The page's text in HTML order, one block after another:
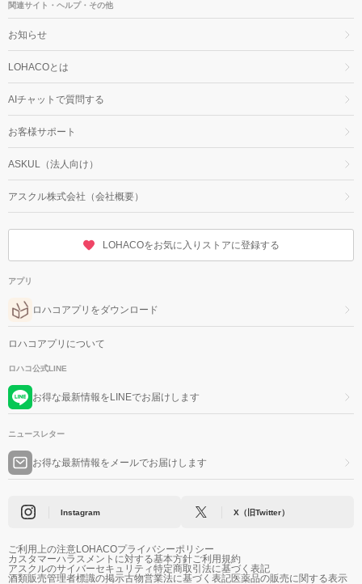
関連サイト・ヘルプ・その他
お知らせ
LOHACOとは
AIチャットで質問する
お客様サポート
ASKUL（法人向け）
アスクル株式会社（会社概要）
LOHACOをお気に入りストアに登録する
アプリ
ロハコアプリをダウンロード
ロハコアプリについて
ロハコ公式LINE
お得な最新情報をLINEでお届けします
ニュースレター
お得な最新情報をメールでお届けします
Instagram X（旧Twitter）
ご利用上の注意LOHACOプライバシーポリシー
カスタマーハラスメントに対する基本方針ご利用規約
アスクルのサイバーセキュリティ特定商取引法に基づく表記
酒類販売管理者標識の掲示古物営業法に基づく表記医薬品の販売に関する表示